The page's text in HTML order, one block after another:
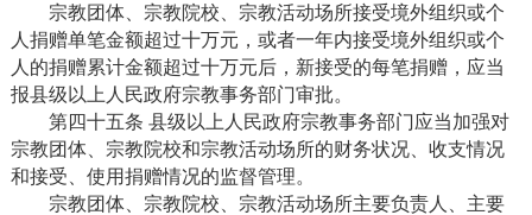
宗教团体、宗教院校、宗教活动场所接受境外组织或个
人捐赠单笔金额超过十万元，或者一年内接受境外组织或个
人的捐赠累计金额超过十万元后，新接受的每笔捐赠，应当
报县级以上人民政府宗教事务部门审批。
第四十五条 县级以上人民政府宗教事务部门应当加强对
宗教团体、宗教院校和宗教活动场所的财务状况、收支情况
和接受、使用捐赠情况的监督管理。
宗教团体、宗教院校、宗教活动场所主要负责人、主要